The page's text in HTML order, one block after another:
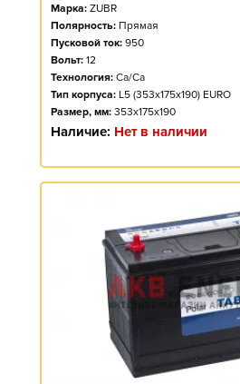
Марка: ZUBR
Полярность: Прямая
Пусковой ток: 950
Вольт: 12
Технология: Ca/Ca
Тип корпуса: L5 (353x175x190) EURO
Размер, мм: 353x175x190
Наличие: Нет в наличии